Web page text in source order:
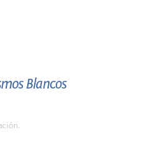
Blancos